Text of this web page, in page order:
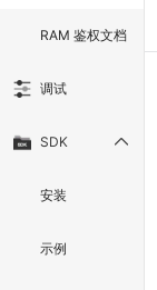
RAM 鉴权文档
调试
SDK
安装
示例